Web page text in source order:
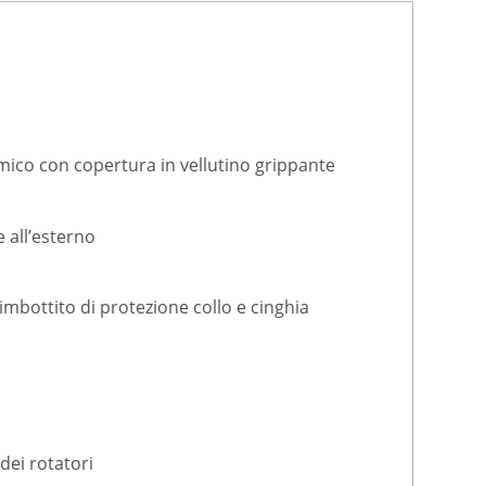
con copertura in vellutino grippante
di protezione collo e cinghia
rotatori